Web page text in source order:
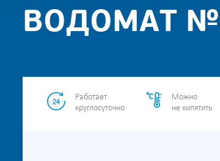
ВОДОМАТ №
Работает
круглосуточно
Можно
не кипятить